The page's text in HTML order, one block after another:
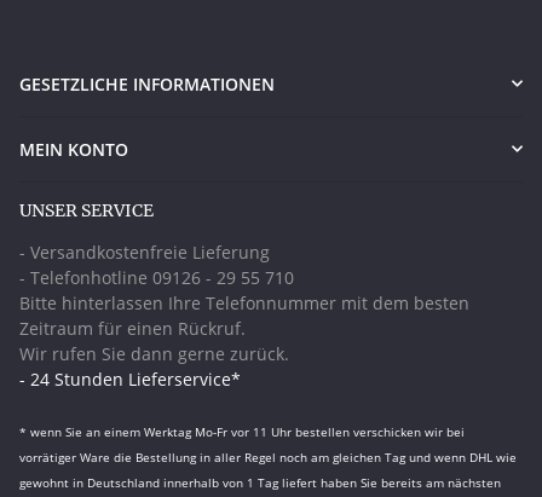
GESETZLICHE INFORMATIONEN
MEIN KONTO
UNSER SERVICE
- Versandkostenfreie Lieferung
- Telefonhotline 09126 - 29 55 710
Bitte hinterlassen Ihre Telefonnummer mit dem besten
Zeitraum für einen Rückruf.
Wir rufen Sie dann gerne zurück.
- 24 Stunden Lieferservice*
* wenn Sie an einem Werktag Mo-Fr vor 11 Uhr bestellen verschicken wir bei
vorrätiger Ware die Bestellung in aller Regel noch am gleichen Tag und wenn DHL wie
gewohnt in Deutschland innerhalb von 1 Tag liefert haben Sie bereits am nächsten